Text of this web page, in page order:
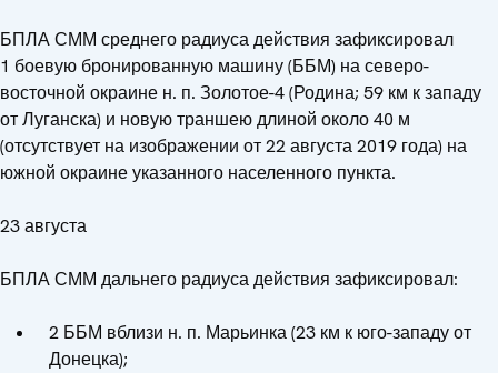
БПЛА СММ среднего радиуса действия зафиксировал
1 боевую бронированную машину (ББМ) на северо-
восточной окраине н. п. Золотое-4 (Родина; 59 км к западу
от Луганска) и новую траншею длиной около 40 м
(отсутствует на изображении от 22 августа 2019 года) на
южной окраине указанного населенного пункта.
23 августа
БПЛА СММ дальнего радиуса действия зафиксировал:
2 ББМ вблизи н. п. Марьинка (23 км к юго-западу от
Донецка);